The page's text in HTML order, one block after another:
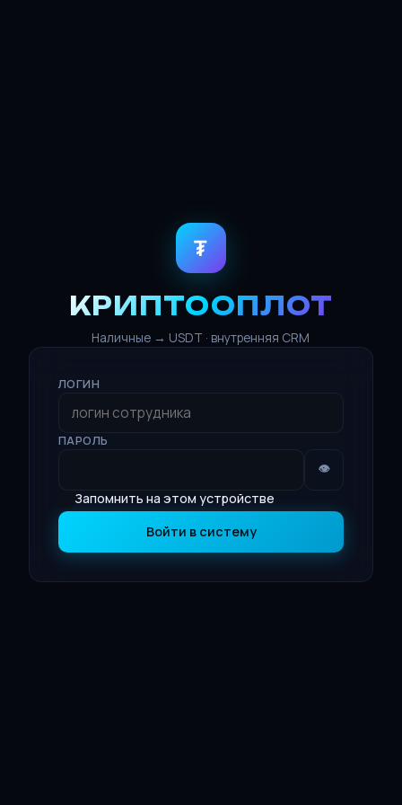
₮
КРИПТООПЛОТ
Наличные → USDT · внутренняя CRM
ЛОГИН
ПАРОЛЬ
👁
Запомнить на этом устройстве
Войти в систему